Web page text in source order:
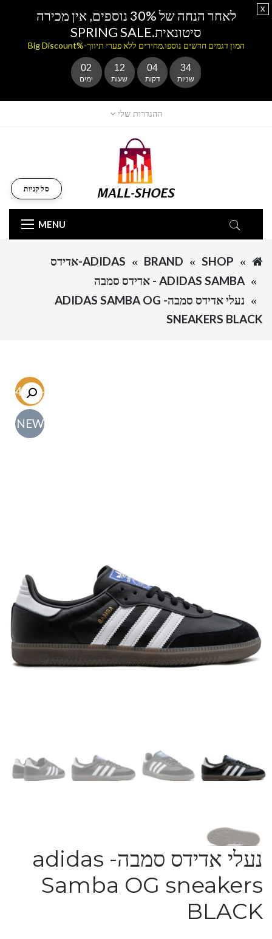
ההגדרות שלי
MENU
סל קניות
SHOP
BRAND
ADIDAS-אדידס
ADIDAS SAMBA - אדידס סמבה
נעלי אדידס סמבה- ADIDAS SAMBA OG
SNEAKERS BLACK
-54.7%
NEW
נעלי אדידס סמבה- adidas
Samba OG sneakers
BLACK
לאחר הנחה של 30% נוספים, אין מכירה
סיטונאית.SPRING SALE
המון דגמים חדשים נוספו.מחירים ללא פערי תיווך-%Big Discount
02
ימים
12
שעות
04
דקות
34
שניות
x